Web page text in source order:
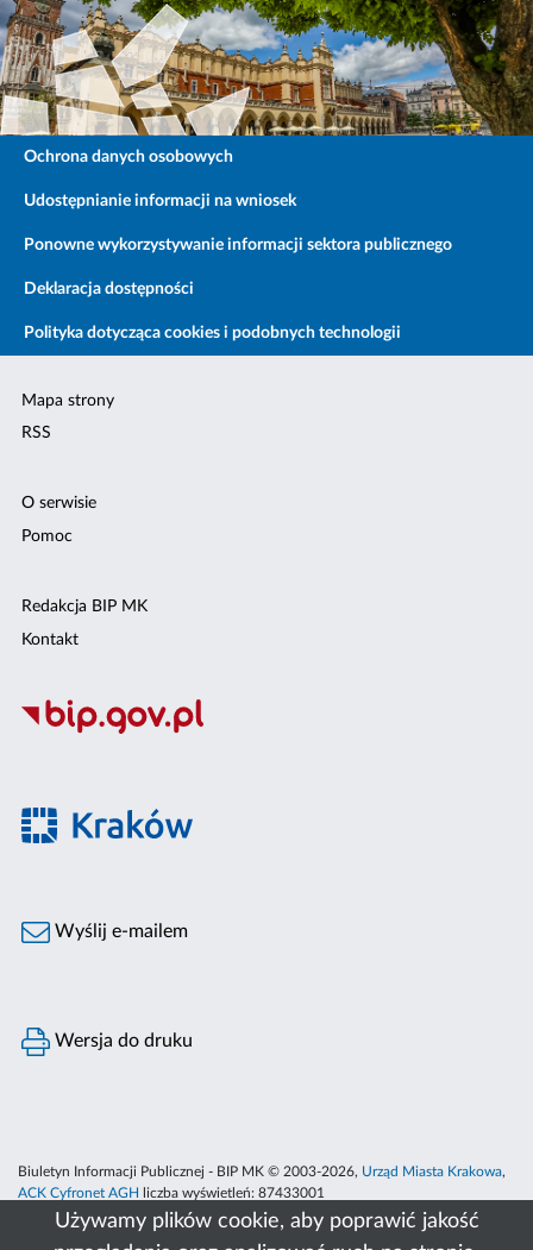
Używamy plików cookie, aby poprawić jakość
Ochrona danych osobowych
Udostępnianie informacji na wniosek
Ponowne wykorzystywanie informacji sektora publicznego
Deklaracja dostępności
Polityka dotycząca cookies i podobnych technologii
Mapa strony
RSS
O serwisie
Pomoc
Redakcja BIP MK
Kontakt
Wyślij e-mailem
Wersja do druku
Biuletyn Informacji Publicznej - BIP MK © 2003-2026, Urząd Miasta Krakowa,
ACK Cyfronet AGH liczba wyświetleń: 87433001